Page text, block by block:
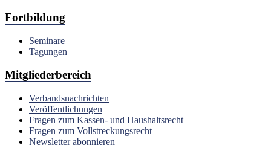
Fortbildung
Seminare
Tagungen
Mitgliederbereich
Verbandsnachrichten
Veröffentlichungen
Fragen zum Kassen- und Haushaltsrecht
Fragen zum Vollstreckungsrecht
Newsletter abonnieren